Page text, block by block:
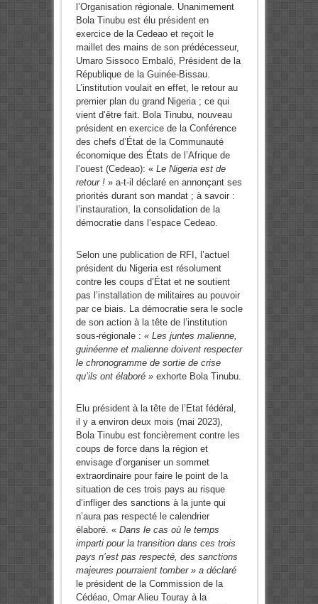
l’Organisation régionale. Unanimement
Bola Tinubu est élu président en
exercice de la Cedeao et reçoit le
maillet des mains de son prédécesseur,
Umaro Sissoco Embaló, Président de la
République de la Guinée-Bissau.
L’institution voulait en effet, le retour au
premier plan du grand Nigeria ; ce qui
vient d’être fait. Bola Tinubu, nouveau
président en exercice de la Conférence
des chefs d’État de la Communauté
économique des États de l’Afrique de
l’ouest (Cedeao): « Le Nigeria est de
retour !» a-t-il déclaré en annonçant ses
priorités durant son mandat ; à savoir :
l’instauration, la consolidation de la
démocratie dans l’espace Cedeao.
Selon une publication de RFI, l’actuel
président du Nigeria est résolument
contre les coups d’État et ne soutient
pas l’installation de militaires au pouvoir
par ce biais. La démocratie sera le socle
de son action à la tête de l’institution
sous-régionale : « Les juntes malienne,
guinéenne et malienne doivent respecter
le chronogramme de sortie de crise
qu’ils ont élaboré » exhorte Bola Tinubu.
Elu président à la tête de l’Etat fédéral,
il y a environ deux mois (mai 2023),
Bola Tinubu est foncièrement contre les
coups de force dans la région et
envisage d’organiser un sommet
extraordinaire pour faire le point de la
situation de ces trois pays au risque
d’infliger des sanctions à la junte qui
n’aura pas respecté le calendrier
élaboré. « Dans le cas où le temps
imparti pour la transition dans ces trois
pays n’est pas respecté, des sanctions
majeures pourraient tomber » a déclaré
le président de la Commission de la
Cédéao, Omar Alieu Touray à la